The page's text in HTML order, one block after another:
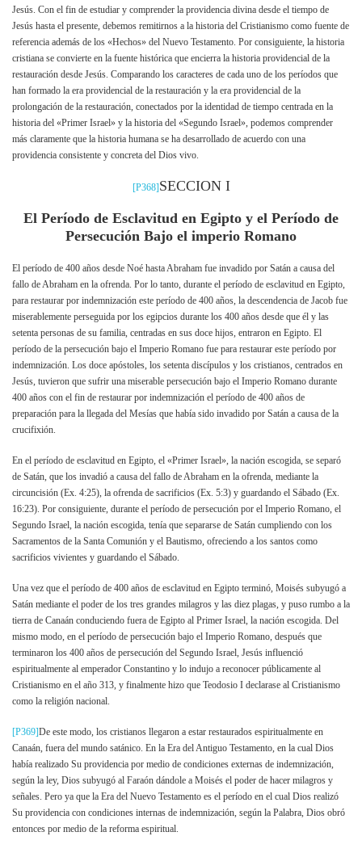
Jesús. Con el fin de estudiar y comprender la providencia divina desde el tiempo de
Jesús hasta el presente, debemos remitirnos a la historia del Cristianismo como fuente de
referencia además de los «Hechos» del Nuevo Testamento. Por consiguiente, la historia
cristiana se convierte en la fuente histórica que encierra la historia providencial de la
restauración desde Jesús. Comparando los caracteres de cada uno de los períodos que
han formado la era providencial de la restauración y la era providencial de la
prolongación de la restauración, conectados por la identidad de tiempo centrada en la
historia del «Primer Israel» y la historia del «Segundo Israel», podemos comprender
más claramente que la historia humana se ha desarrollado de acuerdo con una
providencia consistente y concreta del Dios vivo.
[P368]SECCION I
El Período de Esclavitud en Egipto y el Período de
Persecución Bajo el imperio Romano
El período de 400 años desde Noé hasta Abraham fue invadido por Satán a causa del
fallo de Abraham en la ofrenda. Por lo tanto, durante el período de esclavitud en Egipto,
para restaurar por indemnización este período de 400 años, la descendencia de Jacob fue
miserablemente perseguida por los egipcios durante los 400 años desde que él y las
setenta personas de su familia, centradas en sus doce hijos, entraron en Egipto. El
período de la persecución bajo el Imperio Romano fue para restaurar este período por
indemnización. Los doce apóstoles, los setenta discípulos y los cristianos, centrados en
Jesús, tuvieron que sufrir una miserable persecución bajo el Imperio Romano durante
400 años con el fin de restaurar por indemnización el período de 400 años de
preparación para la llegada del Mesías que había sido invadido por Satán a causa de la
crucifixión.
En el período de esclavitud en Egipto, el «Primer Israel», la nación escogida, se separó
de Satán, que los invadió a causa del fallo de Abraham en la ofrenda, mediante la
circuncisión (Ex. 4:25), la ofrenda de sacrificios (Ex. 5:3) y guardando el Sábado (Ex.
16:23). Por consiguiente, durante el período de persecución por el Imperio Romano, el
Segundo Israel, la nación escogida, tenía que separarse de Satán cumpliendo con los
Sacramentos de la Santa Comunión y el Bautismo, ofreciendo a los santos como
sacrificios vivientes y guardando el Sábado.
Una vez que el período de 400 años de esclavitud en Egipto terminó, Moisés subyugó a
Satán mediante el poder de los tres grandes milagros y las diez plagas, y puso rumbo a la
tierra de Canaán conduciendo fuera de Egipto al Primer Israel, la nación escogida. Del
mismo modo, en el período de persecución bajo el Imperio Romano, después que
terminaron los 400 años de persecución del Segundo Israel, Jesús influenció
espiritualmente al emperador Constantino y lo indujo a reconocer públicamente al
Cristianismo en el año 313, y finalmente hizo que Teodosio I declarase al Cristianismo
como la religión nacional.
[P369]De este modo, los cristianos llegaron a estar restaurados espiritualmente en
Canaán, fuera del mundo satánico. En la Era del Antiguo Testamento, en la cual Dios
había realizado Su providencia por medio de condiciones externas de indemnización,
según la ley, Dios subyugó al Faraón dándole a Moisés el poder de hacer milagros y
señales. Pero ya que la Era del Nuevo Testamento es el período en el cual Dios realizó
Su providencia con condiciones internas de indemnización, según la Palabra, Dios obró
entonces por medio de la reforma espiritual.